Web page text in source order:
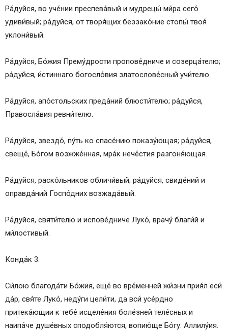
Ра́дуйся, во уче́нии преспева́вый и мудрецы́ ми́ра сего́
удиви́вый; ра́дуйся, от творя́щих беззако́ние стопы́ твоя́
уклони́вый.
Ра́дуйся, Бо́жия Прему́дрости пропове́дниче и созерца́телю;
ра́дуйся, и́стиннаго богосло́вия златослове́сный учи́телю.
Ра́дуйся, апо́стольских преда́ний блюсти́телю; ра́дуйся,
Правосла́вия ревни́телю.
Ра́дуйся, звездо́, пу́ть ко спасе́нию показу́ющая; ра́дуйся,
свеще́, Бо́гом возжже́нная, мра́к нече́стия разгоня́ющая.
Ра́дуйся, раско́льников обличи́вый; ра́дуйся, свиде́ний и
оправда́ний Госпо́дних возжада́вый.
Ра́дуйся, святи́телю и испове́дниче Луко́, врачу́ благи́й и
ми́лостивый.
Конда́к 3.
Си́лою благода́ти Бо́жия, еще́ во вре́менней жи́зни прия́л еси́
да́р, свя́те Луко́, неду́ги цели́ти, да вси́ усе́рдно
притека́ющии к тебе́ исцеле́ния боле́зней теле́сных и
наипа́че душе́вных сподобля́ются, вопию́ще Бо́гу: Аллилу́ия.